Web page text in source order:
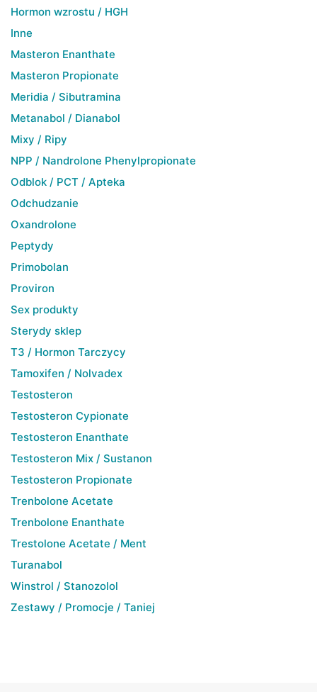
Hormon wzrostu / HGH
Inne
Masteron Enanthate
Masteron Propionate
Meridia / Sibutramina
Metanabol / Dianabol
Mixy / Ripy
NPP / Nandrolone Phenylpropionate
Odblok / PCT / Apteka
Odchudzanie
Oxandrolone
Peptydy
Primobolan
Proviron
Sex produkty
Sterydy sklep
T3 / Hormon Tarczycy
Tamoxifen / Nolvadex
Testosteron
Testosteron Cypionate
Testosteron Enanthate
Testosteron Mix / Sustanon
Testosteron Propionate
Trenbolone Acetate
Trenbolone Enanthate
Trestolone Acetate / Ment
Turanabol
Winstrol / Stanozolol
Zestawy / Promocje / Taniej